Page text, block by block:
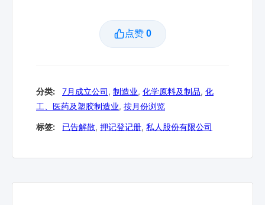
点赞 0
分类: 7月成立公司, 制造业, 化学原料及制品, 化
工、医药及塑胶制造业, 按月份浏览
标签: 已告解散, 押记登记册, 私人股份有限公司